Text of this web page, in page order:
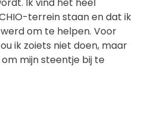
terrein staan en dat ik
om te helpen. Voor
ik zoiets niet doen, maar
mijn steentje bij te